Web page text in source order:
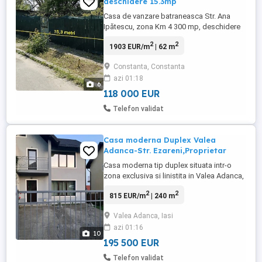
6
Casa de vanzare batraneasca Str. Ana
Ipătescu, zona Km 4 300 mp, deschidere
prezentăm o casa batraneasca cu
Ipătescu, în zona Km 4, într-un cartier
liniștit și bine conectat. Proprietatea are o
deschidere generoasă de ...
1903 EUR/m2| 62 m2
Constanta, Constanta
azi 01:18
118 000 EUR
Telefon validat
10
Casa moderna Duplex Valea
Adanca-Str. Ezareni,Proprietar
Casa moderna tip duplex situata intr-o
zona exclusiva si linistita in Valea Adanca,
etaj catre lacul Ezareni. Proprietatea se
(D+P+M) cu compartimentarea eficientă și
finisajele de calitate superioară
personalizate (bespoke) ...
815 EUR/m2| 240 m2
Valea Adanca, Iasi
azi 01:16
195 500 EUR
Telefon validat